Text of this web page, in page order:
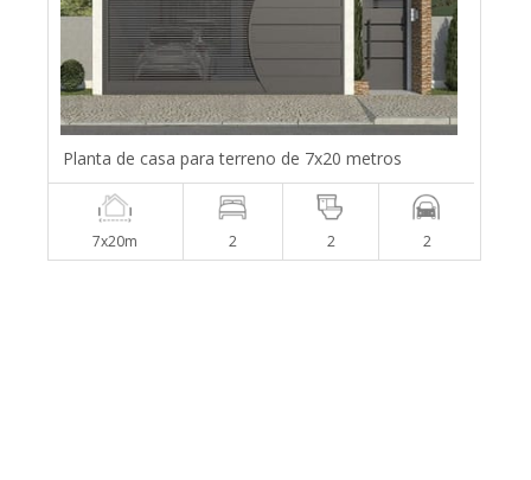
Planta de casa para terreno de 7x20 metros
7x20m 2 2 2